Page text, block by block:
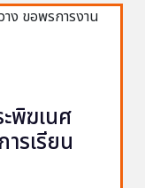
พิฆเนศ
รเรียน